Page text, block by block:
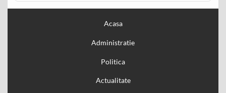
Acasa
Administratie
Politica
Actualitate